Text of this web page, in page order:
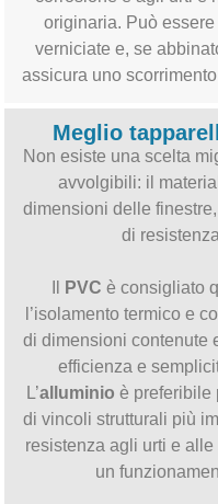
originaria. Può
verniciate e, se
assicura uno
Meglio
Non esiste una scelta
avvolgibili: il
dimensioni delle
di
PVC è consigliato
l’isolamento termico e
di dimensioni contenute
efficienza e
L’alluminio è preferibile
di vincoli strutturali più
resistenza agli urti e
un